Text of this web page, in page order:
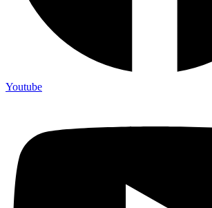
Youtube